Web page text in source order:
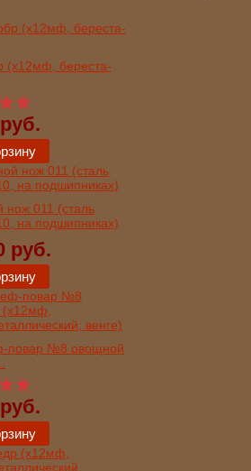
(х12мф, береста-
нож 011 (сталь
на подшипниках)
руб.
повар №8 овощной